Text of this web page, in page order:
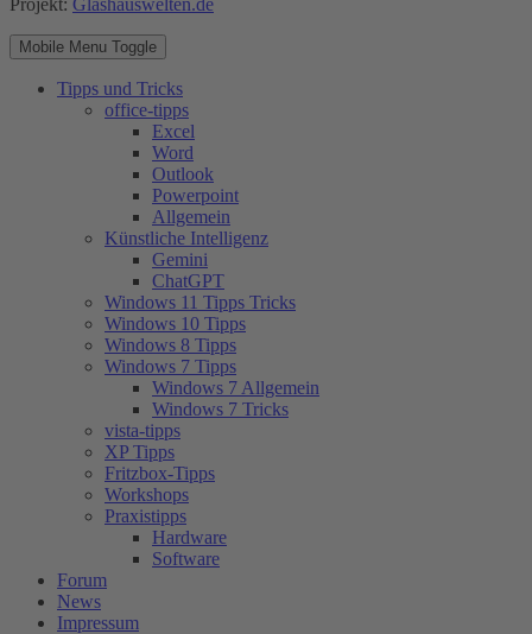
Projekt: Glashauswelten.de
Mobile Menu Toggle
Tipps und Tricks
office-tipps
Excel
Word
Outlook
Powerpoint
Allgemein
Künstliche Intelligenz
Gemini
ChatGPT
Windows 11 Tipps Tricks
Windows 10 Tipps
Windows 8 Tipps
Windows 7 Tipps
Windows 7 Allgemein
Windows 7 Tricks
vista-tipps
XP Tipps
Fritzbox-Tipps
Workshops
Praxistipps
Hardware
Software
Forum
News
Impressum